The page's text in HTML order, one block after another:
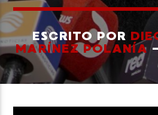
TÍTULO
ARTISTA
ESCRITO POR
MARÍNEZ POLANÍA